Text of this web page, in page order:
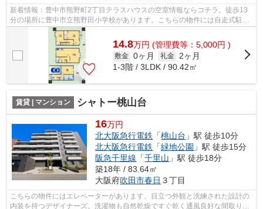
新着情報：豊中市熊野町2丁目テラスハウスの空室情報ならコチラ。徒歩13
分の場所に豊中市立熊野田小学校があります。こちらの物件には自走式駐車
場があります。通風良好な条件は健康面...
14.8万円 (管理費等：5,000円 )
敷金 0ヶ月 礼金
2ヶ月
1-3階 / 3LDK / 90.42㎡
賃貸 | マンション シャトー桃山台
16万円
北大阪急行電鉄 「桃山台 」駅 徒歩10分
北大阪急行電鉄 「緑地公園 」駅 徒歩15分
阪急千里線 「千里山 」駅 徒歩18分
築18年 / 83.64㎡
大阪府吹田市春日 ３丁目
こちらの物件にはエレベーターがあります。目立つ外観と洗練された設計の
内装を持つデザイナーズ。洗濯物も自然乾燥ですぐ乾く通風良好な間取りの